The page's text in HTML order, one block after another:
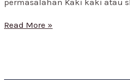
permasalahan Kaki kaki atau
Read More »